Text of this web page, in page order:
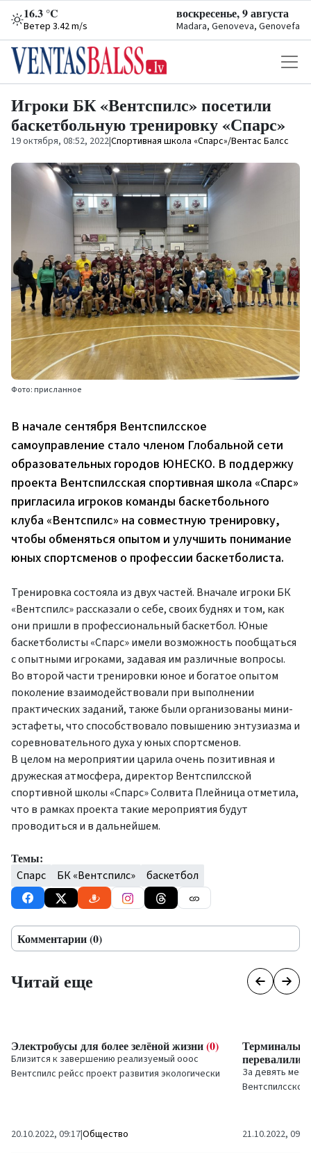
16.3 °C
Ветер 3.42 m/s
воскресенье, 9 августа
Madara, Genoveva, Genovefa
Игроки БК «Вентспилс» посетили
баскетбольную тренировку «Спарс»
19 октября, 08:52, 2022|Спортивная школа «Спарс»/Вентас Балсс
Фото: присланное
В начале сентября Вентспилсское
самоуправление стало членом Глобальной сети
образовательных городов ЮНЕСКО. В поддержку
проекта Вентспилсская спортивная школа «Спарс»
пригласила игроков команды баскетбольного
клуба «Вентспилс» на совместную тренировку,
чтобы обменяться опытом и улучшить понимание
юных спортсменов о профессии баскетболиста.
Тренировка состояла из двух частей. Вначале игроки БК
«Вентспилс» рассказали о себе, своих буднях и том, как
они пришли в профессиональный баскетбол. Юные
баскетболисты «Спарс» имели возможность пообщаться
с опытными игроками, задавая им различные вопросы.
Во второй части тренировки юное и богатое опытом
поколение взаимодействовали при выполнении
практических заданий, также были организованы мини-
эстафеты, что способствовало повышению энтузиазма и
соревновательного духа у юных спортсменов.
В целом на мероприятии царила очень позитивная и
дружеская атмосфера, директор Вентспилсской
спортивной школы «Спарс» Солвита Плейница отметила,
что в рамках проекта такие мероприятия будут
проводиться и в дальнейшем.
Темы:
Спарс БК «Вентспилс» баскетбол
Комментарии (0)
Читай еще
Электробусы для более зелёной жизни(0)
Близится к завершению реализуемый ооос
Вентспилс рейсс проект развития экологически
20.10.2022, 09:17|Общество
Терминалы
перевалили
За девять
21.10.2022, 09:19